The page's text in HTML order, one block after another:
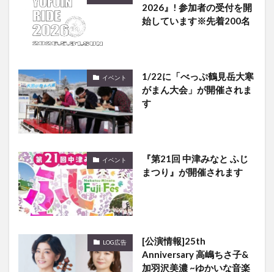
2026』! 参加者の受付を開
始しています※先着200名
イベント
1/22に「べっぷ鶴見岳大寒
がまん大会」が開催されま
す
イベント
『第21回 中津みなと ふじ
まつり』が開催されます
LOG広告
[公演情報]25th
Anniversary 高嶋ちさ子&
加羽沢美濃 ~ゆかいな音楽